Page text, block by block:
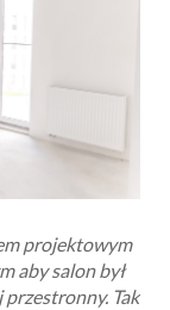
projektowym
aby salon był
przestronny. Tak